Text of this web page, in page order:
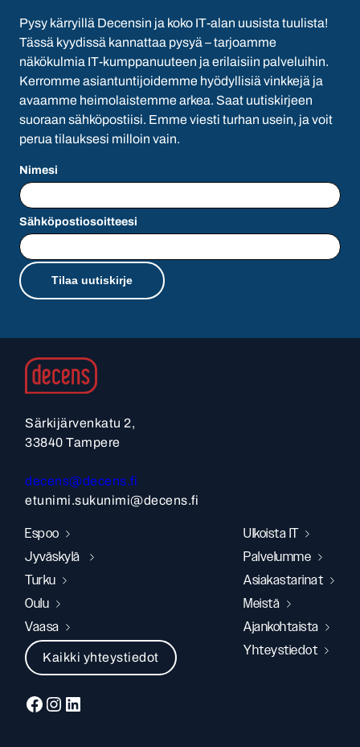
Pysy kärryillä Decensin ja koko IT-alan uusista tuulista!
Tässä kyydissä kannattaa pysyä – tarjoamme
näkökulmia IT-kumppanuuteen ja erilaisiin palveluihin.
Kerromme asiantuntijoidemme hyödyllisiä vinkkejä ja
avaamme heimolaistemme arkea. Saat uutiskirjeen
suoraan sähköpostiisi. Emme viesti turhan usein, ja voit
perua tilauksesi milloin vain.
Nimesi
Sähköpostiosoitteesi
Särkijärvenkatu 2,
33840 Tampere
decens@decens.fi
etunimi.sukunimi@decens.fi
Espoo
Jyväskylä
Turku
Oulu
Vaasa
Kaikki yhteystiedot
Ulkoista IT
Palvelumme
Asiakastarinat
Meistä
Ajankohtaista
Yhteystiedot
Facebook
Instagram
LinkedIn